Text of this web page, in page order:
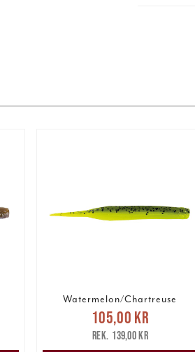
Watermelon/Chartreuse
Nuvarande pris:
105,00 krTidigare pris
139,00 kr
105,00 kr
139,00 kr